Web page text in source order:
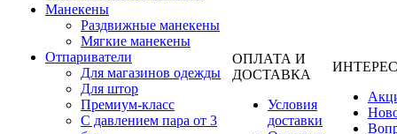
Манекены
Раздвижные манекены
Мягкие манекены
Отпариватели
Для магазинов одежды
Для штор
Премиум-класс
С давлением пара от 3
ОПЛАТА И
ДОСТАВКА
Условия
доставки